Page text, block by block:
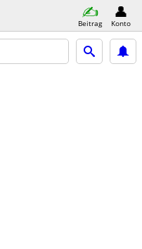
Beitrag Konto